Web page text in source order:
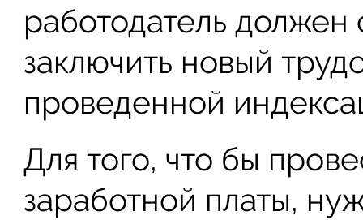
работодатель должен
заключить новый
проведенной
Для того, что бы
заработной платы,